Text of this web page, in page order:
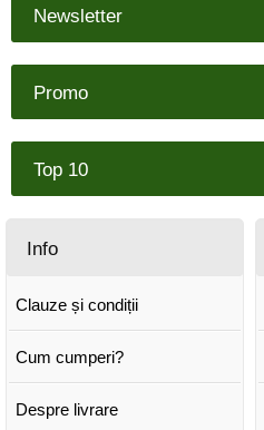
Newsletter
Promo
Top 10
Info
Clauze și condiții
Cum cumperi?
Despre livrare